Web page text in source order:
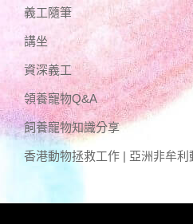
義工隨筆
講坐
資深義工
領養寵物Q&A
飼養寵物知識分享
香港動物拯救工作 | 亞洲非牟